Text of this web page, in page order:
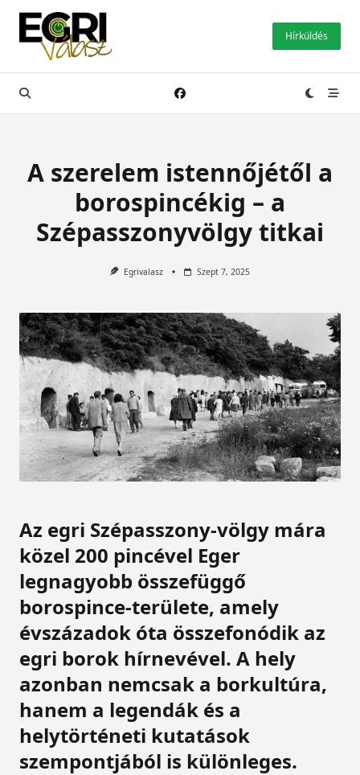
Skip
content
Hírküldés
A szerelem istennőjétől a
borospincékig – a
Szépasszonyvölgy titkai
Egrivalasz Szept 7, 2025
Az egri Szépasszony-völgy mára
közel 200 pincével Eger
legnagyobb összefüggő
borospince-területe, amely
évszázadok óta összefonódik az
egri borok hírnevével. A hely
azonban nemcsak a borkultúra,
hanem a legendák és a
helytörténeti kutatások
szempontjából is különleges.